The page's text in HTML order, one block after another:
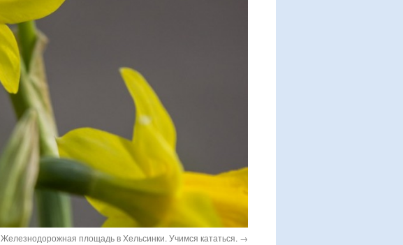
Железнодорожная площадь в Хельсинки. Учимся кататься.